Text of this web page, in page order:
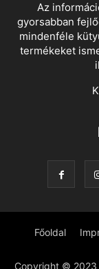
Az
gyorsabban
mindenféle
termékeket
Főoldal
Copyright ©